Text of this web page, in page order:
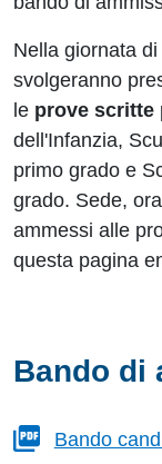
Nella giornata di
svolgeranno
le prove scritte
dell'Infanzia,
primo grado e
grado. Sede,
ammessi alle
questa pagina
Bando di
Bando